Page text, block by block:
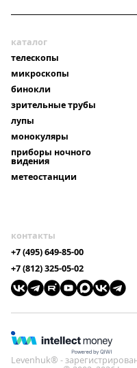
каталог
телескопы
микроскопы
бинокли
зрительные трубы
лупы
монокуляры
приборы ночного
видения
метеостанции
контакты
+7 (495) 649-85-00
+7 (812) 325-05-02
Levenhuk® -